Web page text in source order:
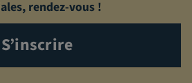
rendez-vous !
S’inscrire